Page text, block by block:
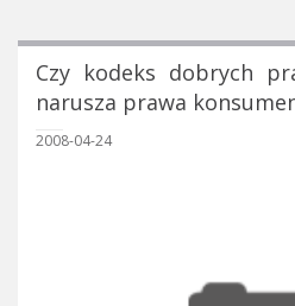
Czy kodeks dobrych
narusza prawa
2008-04-24